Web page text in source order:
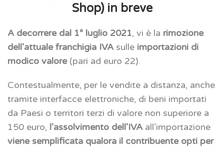
Shop) in breve
A decorrere dal 1° luglio 2021, vi è la rimozione
dell’attuale franchigia IVA sulle importazioni di
modico valore(pari ad euro 22).
Contestualmente, per le vendite a distanza, anche
tramite interfacce elettroniche, di beni importati
da Paesi o territori terzi di valore non superiore a
150 euro, l’assolvimento dell’IVA all’importazione
viene semplificata qualora il contribuente opti per